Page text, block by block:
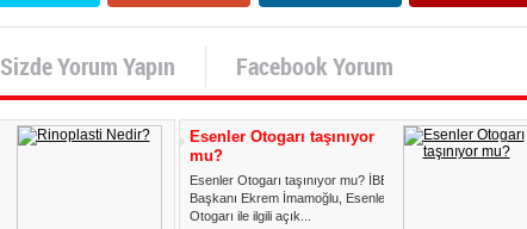
Sizde Yorum Yapın Facebook Yorum
Esenler Otogarı taşınıyor
mu?
Esenler Otogarı taşınıyor mu? İBB
Başkanı Ekrem İmamoğlu, Esenler
Otogarı ile ilgili açık...